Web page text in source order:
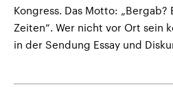
Kongress. Das Motto:
Zeiten“. Wer nicht vor Ort sein
in der Sendung Essay und